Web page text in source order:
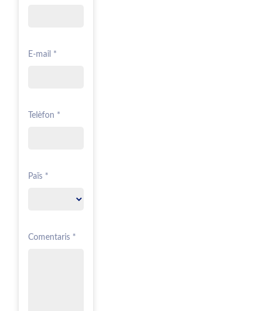
E-mail *
Telèfon *
Païs *
Comentaris *